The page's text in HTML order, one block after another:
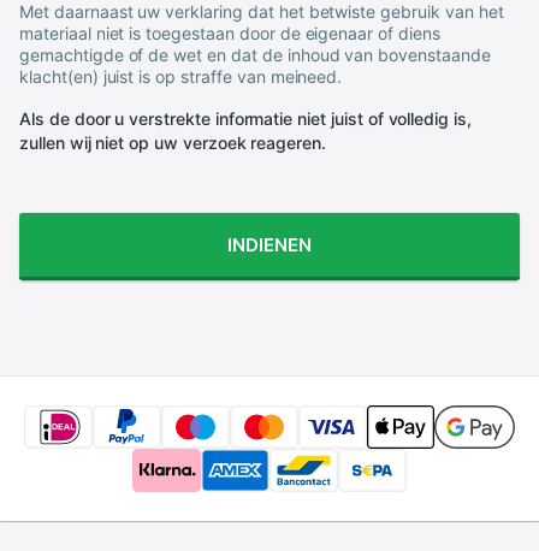
Met daarnaast uw verklaring dat het betwiste gebruik van het
materiaal niet is toegestaan door de eigenaar of diens
gemachtigde of de wet en dat de inhoud van bovenstaande
klacht(en) juist is op straffe van meineed.
Als de door u verstrekte informatie niet juist of volledig is,
zullen wij niet op uw verzoek reageren.
INDIENEN